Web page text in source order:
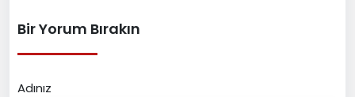
Bir Yorum Bırakın
Adınız